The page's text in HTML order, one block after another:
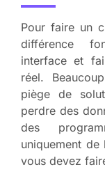
Pour faire un
différence
interface et
réel.
piège de
perdre des
des
uniquement
vous devez